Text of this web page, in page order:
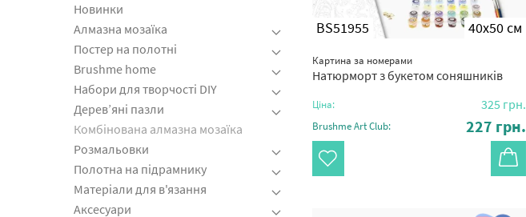
Новинки
Алмазна мозаїка
Постер на полотні
Brushme home
Набори для творчості DIY
Дерев’яні пазли
Комбінована алмазна мозаїка
Розмальовки
Полотна на підрамнику
Матеріали для в'язання
Аксесуари
BS51955 40x50 см
Картина за номерами
Натюрморт з букетом соняшників
Ціна: 325 грн.
Brushme Art Club: 227 грн.